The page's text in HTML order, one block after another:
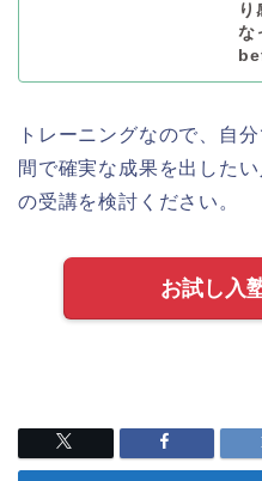
り
な
トレーニングなので、自
間で確実な成果を出した
の受講を検討ください。
お試し入